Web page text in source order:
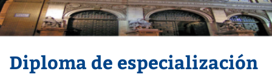
Diploma de especialización